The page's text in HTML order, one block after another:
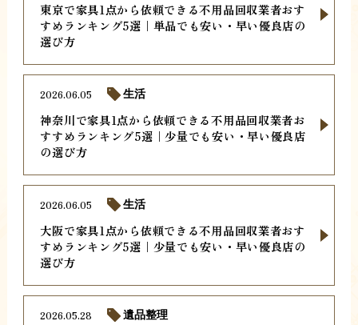
東京で家具1点から依頼できる不用品回収業者おす
すめランキング5選｜単品でも安い・早い優良店の
選び方
神奈川で家具1点から依頼できる不用品回収業者お
すすめランキング5選｜少量でも安い・早い優良店
の選び方
2026.06.05 生活
大阪で家具1点から依頼できる不用品回収業者おす
すめランキング5選｜少量でも安い・早い優良店の
選び方
2026.06.05 生活
2026.05.28 遺品整理